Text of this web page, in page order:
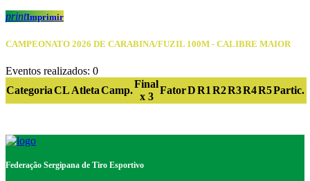
printImprimir
CAMPEONATO 2026 DE CARABINA/FUZIL 100M - CALIBRE MAIOR
Eventos realizados: 0
CategoriaCL AtletaCamp.
Final
x 3
FatorDR1 R2R3R4R5Partic.
Federação Sergipana de Tiro Esportivo